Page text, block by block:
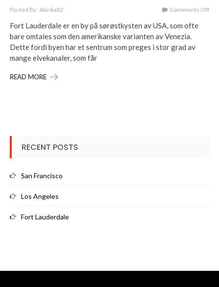
Posted By : Alaska82 Comments OffOn
Fort Lauderdale er en by på sørøstkysten av USA, som ofte
bare omtales som den amerikanske varianten av Venezia.
Dette fordi byen har et sentrum som preges i stor grad av
mange elvekanaler, som får
READ MORE
RECENT POSTS
San Francisco
Los Angeles
Fort Lauderdale